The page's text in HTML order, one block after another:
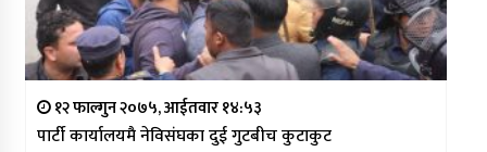
१२ फाल्गुन २०७५, आईतवार १४:५३
पार्टी कार्यालयमै नेविसंघका दुई गुटबीच कुटाकुट